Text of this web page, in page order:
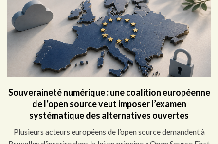
Souveraineté numérique : une coalition européenne
de l’open source veut imposer l’examen
systématique des alternatives ouvertes
Plusieurs acteurs européens de l’open source demandent à